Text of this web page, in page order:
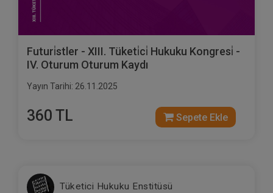
Futuri̇stler - XIII. Tüketi̇ci̇ Hukuku Kongresi̇ -
IV. Oturum Oturum Kaydı
Yayın Tarihi: 26.11.2025
360 TL Sepete Ekle
Tüketici Hukuku Enstitüsü